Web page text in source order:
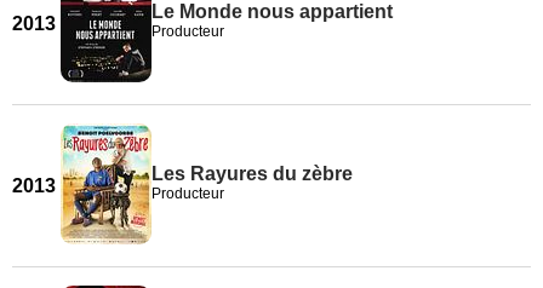
2013
Le Monde nous appartient
Producteur
2013
Les Rayures du zèbre
Producteur